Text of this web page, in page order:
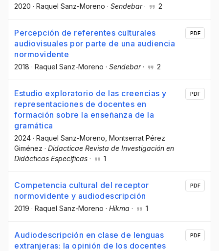
2020 · Raquel Sanz-Moreno · Sendebar· 2
Percepción de referentes culturales
audiovisuales por parte de una audiencia
normovidente
2018 · Raquel Sanz-Moreno · Sendebar· 2
PDF
Estudio exploratorio de las creencias y
representaciones de docentes en
formación sobre la enseñanza de la
gramática
2024 · Raquel Sanz-Moreno , Montserrat Pérez
Giménez · Didacticae Revista de Investigación en
Didácticas Específicas · 1
PDF
Competencia cultural del receptor
normovidente y audiodescripción
2019 · Raquel Sanz-Moreno · Hikma · 1
PDF
Audiodescripción en clase de lenguas
extranjeras: la opinión de los docentes
PDF